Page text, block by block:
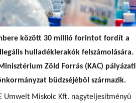
között 30 millió forintot fordít a
hulladéklerakók felszámolására.
Zöld Forrás (KAC) pályázati
büdzséjébõl származik.
Umwelt Miskolc Kft. nagyteljesítményû